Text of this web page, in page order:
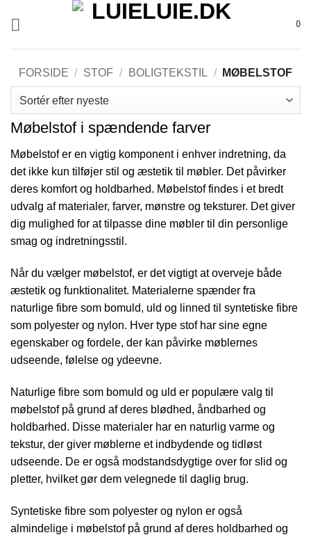
0
FORSIDE / STOF / BOLIGTEKSTIL / MØBELSTOF
Møbelstof i spændende farver
Møbelstof er en vigtig komponent i enhver indretning, da
det ikke kun tilføjer stil og æstetik til møbler. Det påvirker
deres komfort og holdbarhed. Møbelstof findes i et bredt
udvalg af materialer, farver, mønstre og teksturer. Det giver
dig mulighed for at tilpasse dine møbler til din personlige
smag og indretningsstil.
Når du vælger møbelstof, er det vigtigt at overveje både
æstetik og funktionalitet. Materialerne spænder fra
naturlige fibre som bomuld, uld og linned til syntetiske fibre
som polyester og nylon. Hver type stof har sine egne
egenskaber og fordele, der kan påvirke møblernes
udseende, følelse og ydeevne.
Naturlige fibre som bomuld og uld er populære valg til
møbelstof på grund af deres blødhed, åndbarhed og
holdbarhed. Disse materialer har en naturlig varme og
tekstur, der giver møblerne et indbydende og tidløst
udseende. De er også modstandsdygtige over for slid og
pletter, hvilket gør dem velegnede til daglig brug.
Syntetiske fibre som polyester og nylon er også
almindelige i møbelstof på grund af deres holdbarhed og